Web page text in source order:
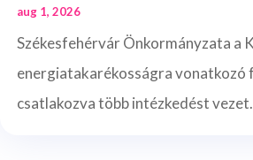
aug 1, 2026
Székesfehérvár Önkormányzata a
energiatakarékosságra vonatkozó
csatlakozva több intézkedést